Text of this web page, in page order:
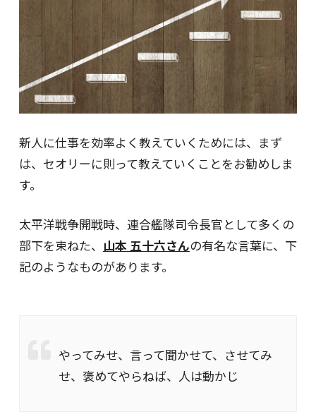
新人に仕事を効率よく教えていくためには、まず
は、セオリーに則って教えていくことをお勧めしま
す。
太平洋戦争開戦時、連合艦隊司令長官として多くの
部下を束ねた、 山本 五十六さんの有名な言葉に、下
記のようなものがあります。
やってみせ、言って聞かせて、させてみ
せ、褒めてやらねば、人は動かじ